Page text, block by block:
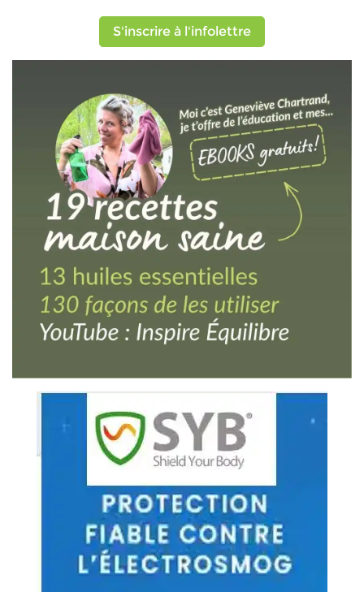
S'inscrire à l'infolettre